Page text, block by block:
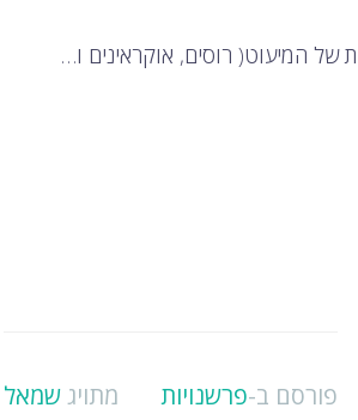
פורסם ב-פרשנויות מתויגשמאל